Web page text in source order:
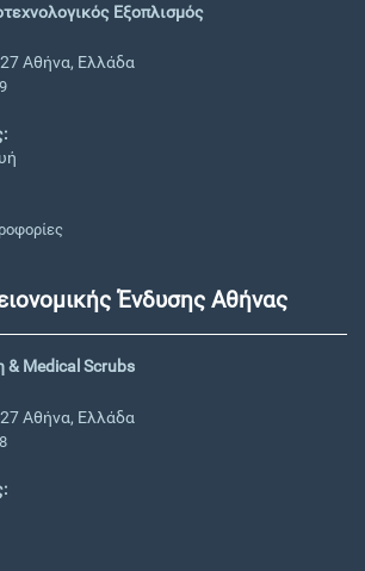
Εξοπλισμός
Αθήνα, Ελλάδα
Ένδυσης Αθήνας
& Medical Scrubs
Αθήνα, Ελλάδα